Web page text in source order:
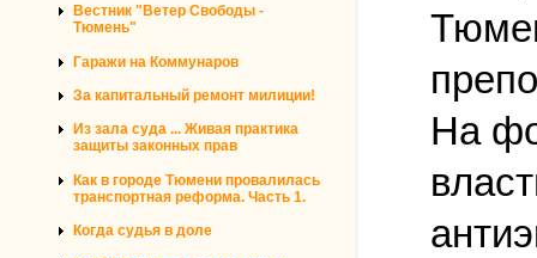
Вестник "Ветер Свободы -
Тюмень"
Гаражи на Коммунаров
За капитальный ремонт милиции!
Из зала суда ... Живая практика
защиты законных прав
Как в городе Тюмени провалилась
транспортная реформа. Часть 1.
Когда судья в доле
На